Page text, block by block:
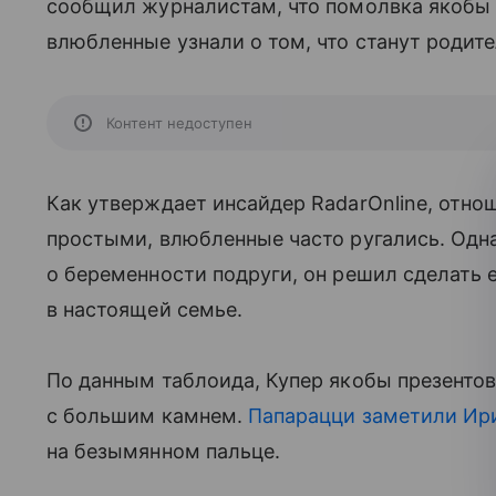
сообщил журналистам, что помолвка якобы
влюбленные узнали о том, что станут
Контент недоступен
Как утверждает инсайдер RadarOnline,
простыми, влюбленные часто ругались.
о беременности подруги, он решил
в настоящей семье.
По данным таблоида, Купер якобы
с большим камнем. Папарацци заметили
на безымянном пальце.